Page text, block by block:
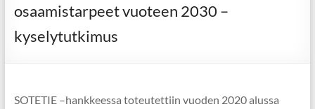
oppimisen
tiekartta
osaamistarpeet vuoteen 2030 –
kyselytutkimus
SOTETIE –hankkeessa toteutettiin vuoden 2020 alussa